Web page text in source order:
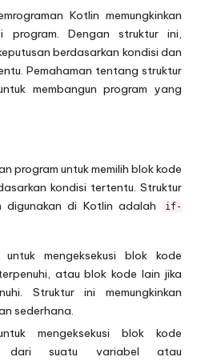
Kotlin memungkinkan
program. Dengan struktur ini,
berdasarkan kondisi dan
Pemahaman tentang struktur
membangun program yang
program untuk memilih blok kode
kondisi tertentu. Struktur
digunakan di Kotlin adalah
if-
untuk mengeksekusi blok kode
atau blok kode lain jika
Struktur ini memungkinkan
sederhana.
mengeksekusi blok kode
dari suatu variabel atau